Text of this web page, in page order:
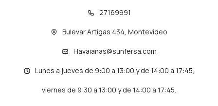
27169991
Bulevar Artigas 434, Montevideo
Havaianas@sunfersa.com
Lunes a jueves de 9:00 a 13:00 y de 14:00 a 17:45,
viernes de 9:30 a 13:00 y de 14:00 a 17:45.